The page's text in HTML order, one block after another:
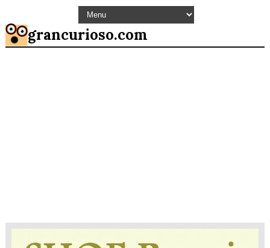
grancurioso.com